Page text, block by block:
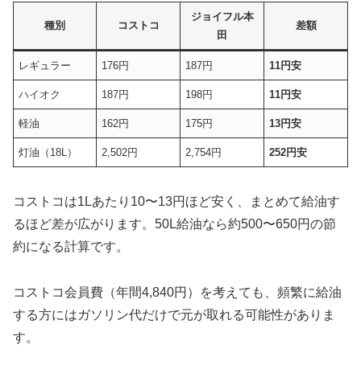
種別 コストコ
ジョイフル本
田
差額
レギュラー 176円 187円 11円安
ハイオク 187円 198円 11円安
軽油 162円 175円 13円安
灯油（18L） 2,502円 2,754円 252円安
コストコは1Lあたり10〜13円ほど安く、まとめて給油す
るほど差が広がります。50L給油なら約500〜650円の節
約になる計算です。
コストコ会員費（年間4,840円）を考えても、頻繁に給油
する方にはガソリン代だけで元が取れる可能性がありま
す。